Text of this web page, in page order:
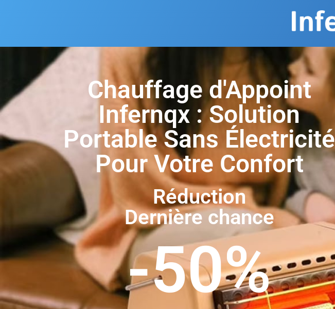
Chauffage d'Appoint
Infernqx : Solution
Portable Sans Électricité
Pour Votre Confort
Réduction
Dernière chance
-50%